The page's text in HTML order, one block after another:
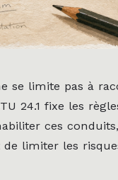
se limite pas à
24.1 fixe les
ces conduits,
limiter les